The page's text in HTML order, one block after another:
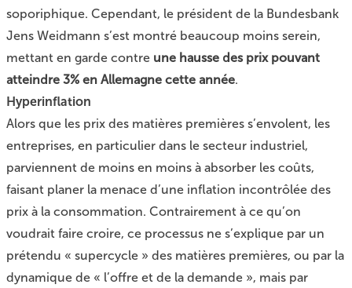
soporiphique. Cependant, le président de la Bundesbank
Jens Weidmann s’est montré beaucoup moins serein,
mettant en garde contre une hausse des prix pouvant
atteindre 3% en Allemagne cette année.
Hyperinflation
Alors que les prix des matières premières s’envolent, les
entreprises, en particulier dans le secteur industriel,
parviennent de moins en moins à absorber les coûts,
faisant planer la menace d’une inflation incontrôlée des
prix à la consommation. Contrairement à ce qu’on
voudrait faire croire, ce processus ne s’explique par un
prétendu « supercycle » des matières premières, ou par la
dynamique de « l’offre et de la demande », mais par